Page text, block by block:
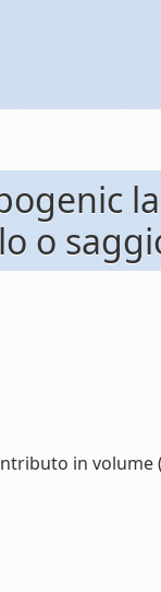
o
in volume